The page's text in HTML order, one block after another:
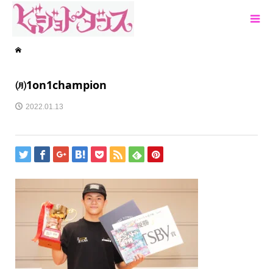
㈪1on1champion
2022.01.13